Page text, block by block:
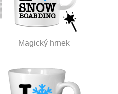
Magický hrnek